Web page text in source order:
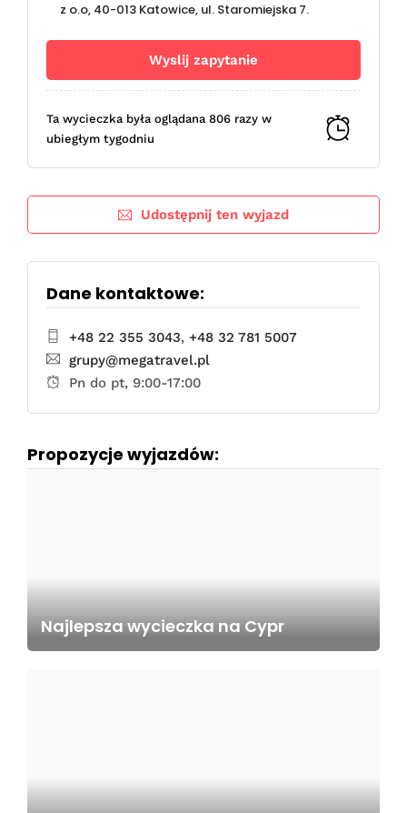
z o.o, 40-013 Katowice, ul. Staromiejska 7.
Ta wycieczka była oglądana 806 razy w
ubiegłym tygodniu
Udostępnij ten wyjazd
Dane kontaktowe:
+48 22 355 3043, +48 32 781 5007
grupy@megatravel.pl
Pn do pt, 9:00-17:00
Propozycje wyjazdów:
Najlepsza wycieczka na Cypr